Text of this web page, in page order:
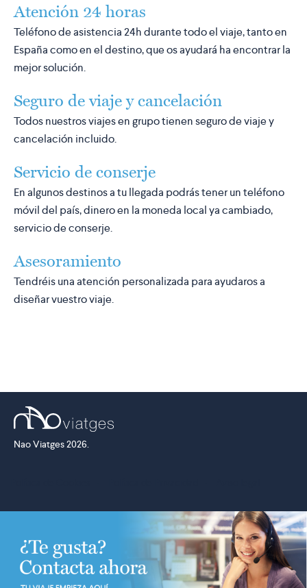
Atención 24 horas
Teléfono de asistencia 24h durante todo el viaje, tanto en
España como en el destino, que os ayudará ha encontrar la
mejor solución.
Seguro de viaje y cancelación
Todos nuestros viajes en grupo tienen seguro de viaje y
cancelación incluido.
Servicio de conserje
En algunos destinos a tu llegada podrás tener un teléfono
móvil del país, dinero en la moneda local ya cambiado,
servicio de conserje.
Asesoramiento
Tendréis una atención personalizada para ayudaros a
diseñar vuestro viaje.
Nao Viatges 2026.